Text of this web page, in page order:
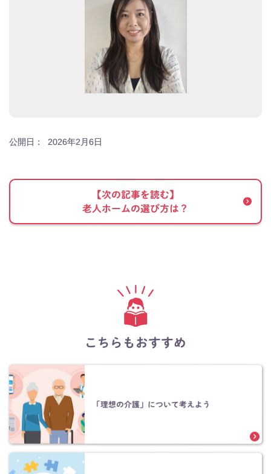
公開日： 2026年2月6日
【次の記事を読む】
老人ホームの選び方は？
こちらもおすすめ
「理想の介護」について考えよう